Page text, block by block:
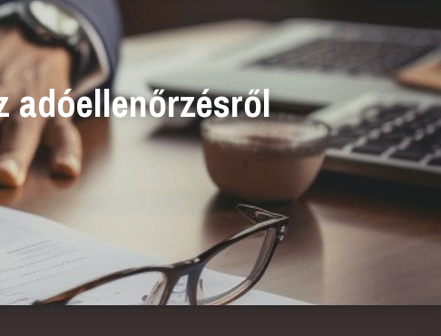
adóellenőrzésről